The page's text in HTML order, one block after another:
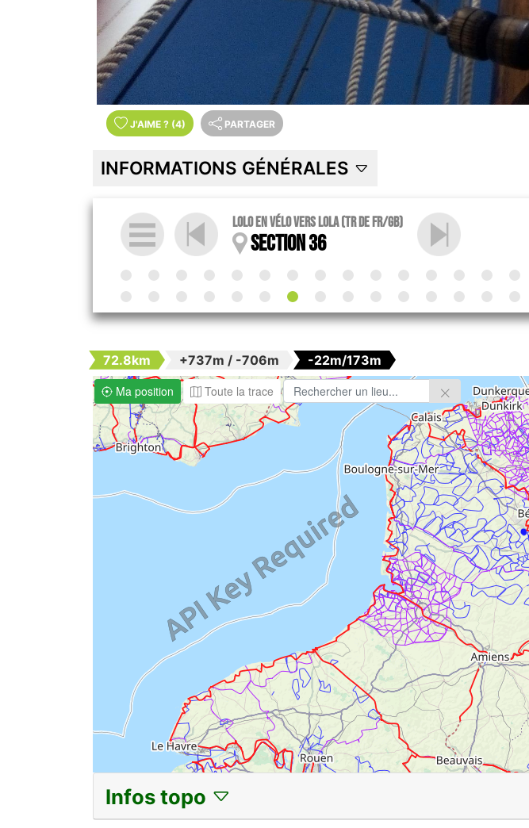
J'AIME ? (4) PARTAGER
INFORMATIONS GÉNÉRALES
Lolo en vélo vers Lola (Tr de Fr/GB)
Section 36
72.8km +737m / -706m
-22m/173m
Ma position
Toute la trace
Infos topo